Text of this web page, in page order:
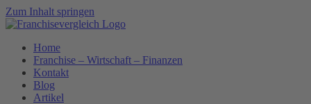
Zum Inhalt springen
Home
Franchise – Wirtschaft – Finanzen
Kontakt
Blog
Artikel